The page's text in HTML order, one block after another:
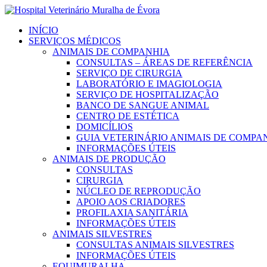
INÍCIO
SERVIÇOS MÉDICOS
ANIMAIS DE COMPANHIA
CONSULTAS – ÁREAS DE REFERÊNCIA
SERVIÇO DE CIRURGIA
LABORATÓRIO E IMAGIOLOGIA
SERVIÇO DE HOSPITALIZAÇÃO
BANCO DE SANGUE ANIMAL
CENTRO DE ESTÉTICA
DOMICÍLIOS
GUIA VETERINÁRIO ANIMAIS DE
INFORMAÇÕES ÚTEIS
ANIMAIS DE PRODUÇÃO
CONSULTAS
CIRURGIA
NÚCLEO DE REPRODUÇÃO
APOIO AOS CRIADORES
PROFILAXIA SANITÁRIA
INFORMAÇÕES ÚTEIS
ANIMAIS SILVESTRES
CONSULTAS ANIMAIS SILVESTRES
INFORMAÇÕES ÚTEIS